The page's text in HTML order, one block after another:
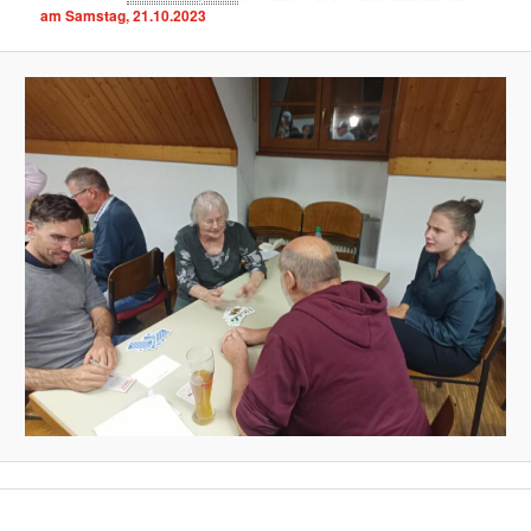
am Samstag, 21.10.2023